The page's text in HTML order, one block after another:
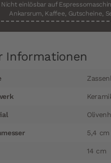
Nicht einlösbar auf
Ankarsrum, Kaffee, Gutscheine,
Informationen
5,4 cm
14 cm